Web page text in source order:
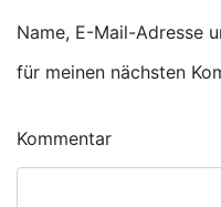
Name, E-Mail-Adresse
für meinen nächsten
Kommentar